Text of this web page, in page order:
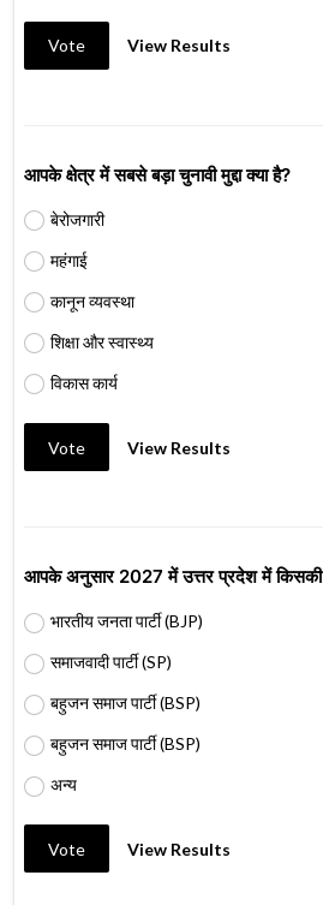
Vote View Results
आपके क्षेत्र में सबसे बड़ा चुनावी मुद्दा क्या है?
बेरोजगारी
महंगाई
कानून व्यवस्था
शिक्षा और स्वास्थ्य
विकास कार्य
Vote View Results
आपके अनुसार 2027 में उत्तर प्रदेश में किसकी
भारतीय जनता पार्टी (BJP)
समाजवादी पार्टी (SP)
बहुजन समाज पार्टी (BSP)
बहुजन समाज पार्टी (BSP)
अन्य
Vote View Results